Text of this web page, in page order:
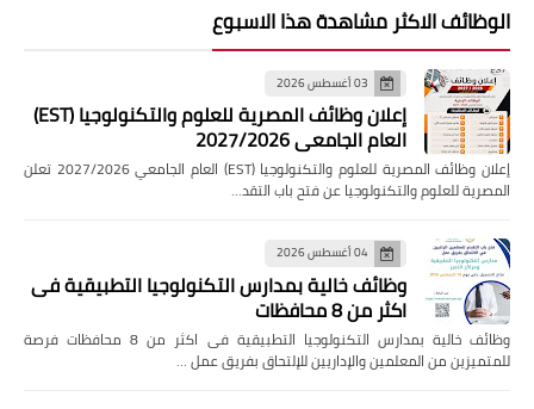
الوظائف الاكثر مشاهدة هذا الاسبوع
03 أغسطس 2026
إعلان وظائف المصرية للعلوم والتكنولوجيا (EST)
العام الجامعي 2027/2026
إعلان وظائف المصرية للعلوم والتكنولوجيا (EST) العام الجامعي 2027/2026 تعلن
المصرية للعلوم والتكنولوجيا عن فتح باب التقد…
04 أغسطس 2026
وظائف خالية بمدارس التكنولوجيا التطبيقية فى
اكثر من 8 محافظات
وظائف خالية بمدارس التكنولوجيا التطبيقية فى اكثر من 8 محافظات فرصة
للمتميزين من المعلمين والإداريين للإلتحاق بفريق عمل …